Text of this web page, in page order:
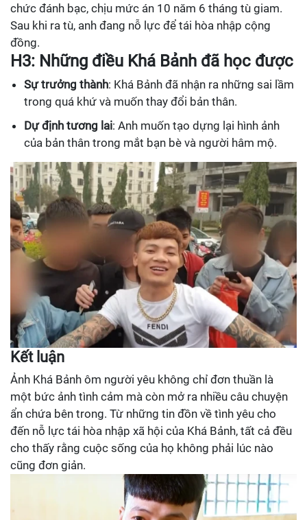
chức đánh bạc, chịu mức án 10 năm 6 tháng tù giam.
Sau khi ra tù, anh đang nỗ lực để tái hòa nhập cộng
đồng.
H3: Những điều Khá Bảnh đã học được
Sự trưởng thành: Khá Bảnh đã nhận ra những sai lầm
trong quá khứ và muốn thay đổi bản thân.
Dự định tương lai: Anh muốn tạo dựng lại hình ảnh
của bản thân trong mắt bạn bè và người hâm mộ.
Kết luận
Ảnh Khá Bảnh ôm người yêu không chỉ đơn thuần là
một bức ảnh tình cảm mà còn mở ra nhiều câu chuyện
ẩn chứa bên trong. Từ những tin đồn về tình yêu cho
đến nỗ lực tái hòa nhập xã hội của Khá Bảnh, tất cả đều
cho thấy rằng cuộc sống của họ không phải lúc nào
cũng đơn giản.